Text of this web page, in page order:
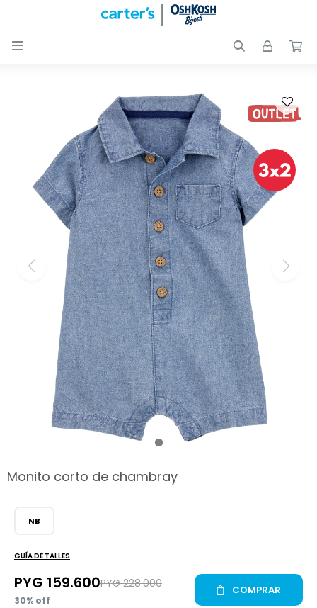

Monito corto de chambray
NB
GUÍA DE TALLES
PYG 159.600PYG 228.000
30
COMPRAR
Nuevos
Peques
Calzado
OUTLET